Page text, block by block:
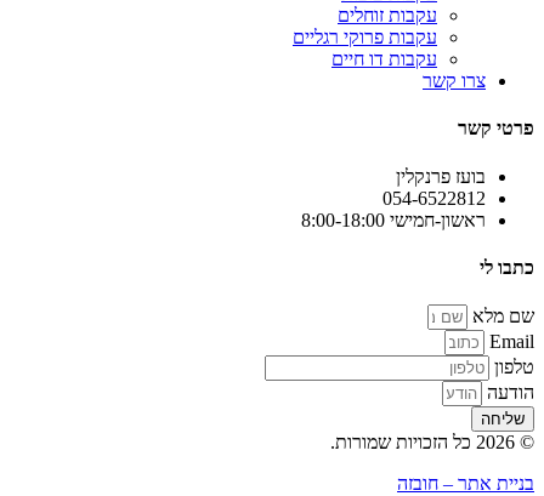
עקבות זוחלים
עקבות פרוקי רגליים
עקבות דו חיים
צרו קשר
פרטי קשר
בועז פרנקלין
054-6522812
ראשון-חמישי 8:00-18:00
כתבו לי
שם מלא
Email
טלפון
הודעה
שליחה
© 2026 כל הזכויות שמורות.
בניית אתר – חובזה